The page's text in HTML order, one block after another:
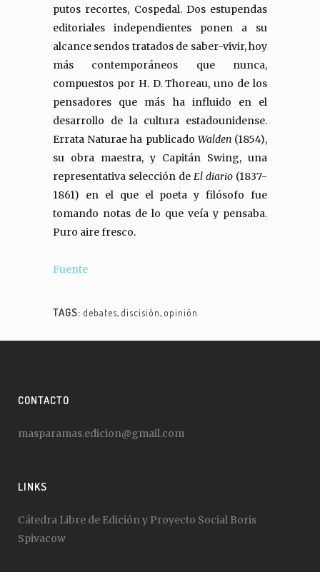
putos recortes, Cospedal. Dos estupendas
editoriales independientes ponen a su
alcance sendos tratados de saber-vivir, hoy
más contemporáneos que nunca,
compuestos por H. D. Thoreau, uno de los
pensadores que más ha influido en el
desarrollo de la cultura estadounidense.
Errata Naturae ha publicado Walden(1854),
su obra maestra, y Capitán Swing, una
representativa selección de El diario (1837-
1861) en el que el poeta y filósofo fue
tomando notas de lo que veía y pensaba.
Puro aire fresco.
Fuente
TAGS: debates, discisión, opinión
CONTACTO
masparamas.edicion@gmail.com
LINKS
Cátedra Libre de Edición y Proyecto Social Boris
Spivacow